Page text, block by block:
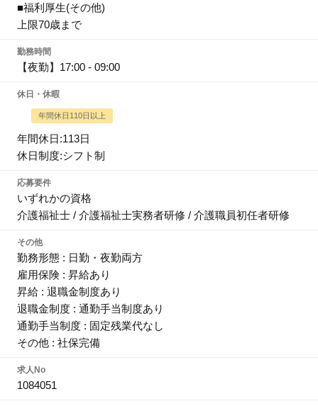
■福利厚生(その他)
上限70歳まで
勤務時間
【夜勤】17:00 - 09:00
休日・休暇
年間休日110日以上
年間休日:113日
休日制度:シフト制
応募要件
いずれかの資格
介護福祉士 / 介護福祉士実務者研修 / 介護職員初任者研修
その他
勤務形態 : 日勤・夜勤両方
雇用保険 : 昇給あり
昇給 : 退職金制度あり
退職金制度 : 通勤手当制度あり
通勤手当制度 : 固定残業代なし
その他 : 社保完備
求人No
1084051